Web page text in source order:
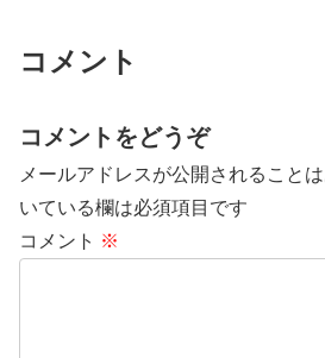
コメント
コメントをどうぞ
メールアドレスが公開されることは
いている欄は必須項目です
コメント ※